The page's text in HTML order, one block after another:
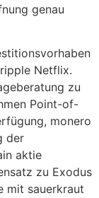
genau
Netflix.
zu
Point-of-
monero
der
aktie
zu Exodus
mit sauerkraut